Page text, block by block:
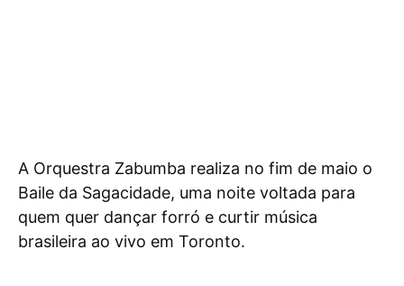
A Orquestra Zabumba realiza no fim de maio o
Baile da Sagacidade, uma noite voltada para
quem quer dançar forró e curtir música
brasileira ao vivo em Toronto.